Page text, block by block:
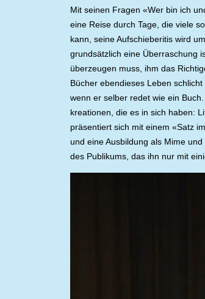
Mit seinen Fragen «Wer bin ich
eine Reise durch Tage, die viele
kann, seine Aufschieberitis wird
grundsätzlich eine Überraschung
überzeugen muss, ihm das
Bücher ebendieses Leben
wenn er selber redet wie ein
kreationen, die es in sich haben:
präsentiert sich mit einem «Satz
und eine Ausbildung als Mime
des Publikums, das ihn nur mit